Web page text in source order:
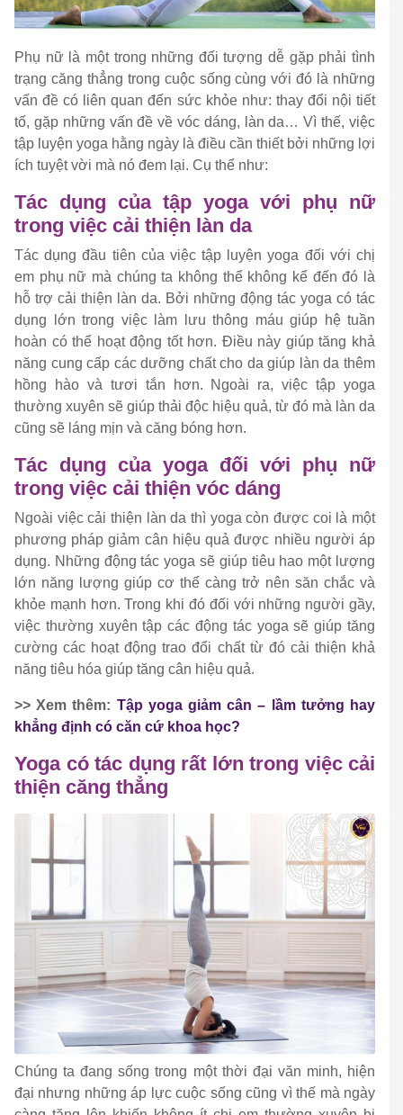
Phụ nữ là một trong những đối tượng dễ gặp phải tình
trạng căng thẳng trong cuộc sống cùng với đó là những
vấn đề có liên quan đến sức khỏe như: thay đổi nội tiết
tố, gặp những vấn đề về vóc dáng, làn da… Vì thế, việc
tập luyện yoga hằng ngày là điều cần thiết bởi những lợi
ích tuyệt vời mà nó đem lại. Cụ thể như:
Tác dụng của tập yoga với phụ nữ
trong việc cải thiện làn da
Tác dụng đầu tiên của việc tập luyện yoga đối với chị
em phụ nữ mà chúng ta không thể không kể đến đó là
hỗ trợ cải thiện làn da. Bởi những động tác yoga có tác
dụng lớn trong việc làm lưu thông máu giúp hệ tuần
hoàn có thể hoạt động tốt hơn. Điều này giúp tăng khả
năng cung cấp các dưỡng chất cho da giúp làn da thêm
hồng hào và tươi tắn hơn. Ngoài ra, việc tập yoga
thường xuyên sẽ giúp thải độc hiệu quả, từ đó mà làn da
cũng sẽ láng mịn và căng bóng hơn.
Tác dụng của yoga đối với phụ nữ
trong việc cải thiện vóc dáng
Ngoài việc cải thiện làn da thì yoga còn được coi là một
phương pháp giảm cân hiệu quả được nhiều người áp
dụng. Những động tác yoga sẽ giúp tiêu hao một lượng
lớn năng lượng giúp cơ thể càng trở nên săn chắc và
khỏe mạnh hơn. Trong khi đó đối với những người gầy,
việc thường xuyên tập các động tác yoga sẽ giúp tăng
cường các hoạt động trao đổi chất từ đó cải thiện khả
năng tiêu hóa giúp tăng cân hiệu quả.
>> Xem thêm: Tập yoga giảm cân – lầm tưởng hay
khẳng định có căn cứ khoa học?
Yoga có tác dụng rất lớn trong việc cải
thiện căng thẳng
Chúng ta đang sống trong một thời đại văn minh, hiện
đại nhưng những áp lực cuộc sống cũng vì thế mà ngày